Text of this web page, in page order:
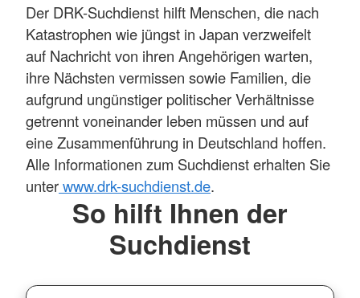
Der DRK-Suchdienst hilft Menschen, die nach
Katastrophen wie jüngst in Japan verzweifelt
auf Nachricht von ihren Angehörigen warten,
ihre Nächsten vermissen sowie Familien, die
aufgrund ungünstiger politischer Verhältnisse
getrennt voneinander leben müssen und auf
eine Zusammenführung in Deutschland hoffen.
Alle Informationen zum Suchdienst erhalten Sie
unterwww.drk-suchdienst.de.
So hilft Ihnen der
Suchdienst